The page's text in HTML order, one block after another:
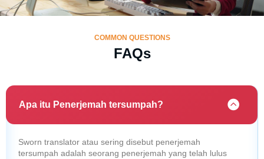
COMMON QUESTIONS
FAQs
Apa itu Penerjemah tersumpah?
Sworn translator atau sering disebut penerjemah
tersumpah adalah seorang penerjemah yang telah lulus